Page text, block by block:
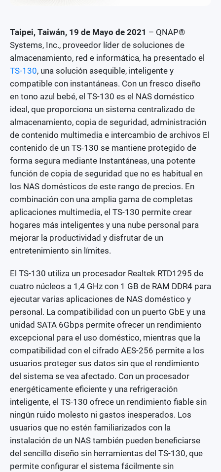
Taipei, Taiwán, 19 de Mayo de 2021 – QNAP®
Systems, Inc., proveedor líder de soluciones de
almacenamiento, red e informática, ha presentado el
TS-130, una solución asequible, inteligente y
compatible con instantáneas. Con un fresco diseño
en tono azul bebé, el TS-130 es el NAS doméstico
ideal, que proporciona un sistema centralizado de
almacenamiento, copia de seguridad, administración
de contenido multimedia e intercambio de archivos El
contenido de un TS-130 se mantiene protegido de
forma segura mediante Instantáneas, una potente
función de copia de seguridad que no es habitual en
los NAS domésticos de este rango de precios. En
combinación con una amplia gama de completas
aplicaciones multimedia, el TS-130 permite crear
hogares más inteligentes y una nube personal para
mejorar la productividad y disfrutar de un
entretenimiento sin límites.
El TS-130 utiliza un procesador Realtek RTD1295 de
cuatro núcleos a 1,4 GHz con 1 GB de RAM DDR4 para
ejecutar varias aplicaciones de NAS doméstico y
personal. La compatibilidad con un puerto GbE y una
unidad SATA 6Gbps permite ofrecer un rendimiento
excepcional para el uso doméstico, mientras que la
compatibilidad con el cifrado AES-256 permite a los
usuarios proteger sus datos sin que el rendimiento
del sistema se vea afectado. Con un procesador
energéticamente eficiente y una refrigeración
inteligente, el TS-130 ofrece un rendimiento fiable sin
ningún ruido molesto ni gastos inesperados. Los
usuarios que no estén familiarizados con la
instalación de un NAS también pueden beneficiarse
del sencillo diseño sin herramientas del TS-130, que
permite configurar el sistema fácilmente sin